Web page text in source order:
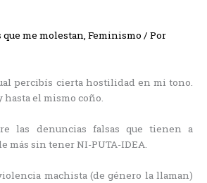
que me molestan, Feminismo / Por
percibís cierta hostilidad en mi tono.
hasta el mismo coño.
las denuncias falsas que tienen a
más sin tener NI-PUTA-IDEA.
machista (de género la llaman)